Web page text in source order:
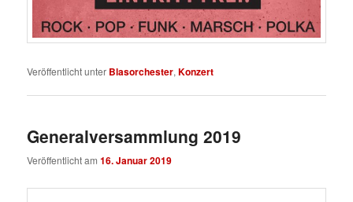
Veröffentlicht unter Blasorchester,Konzert
Generalversammlung 2019
Veröffentlicht am16. Januar 2019